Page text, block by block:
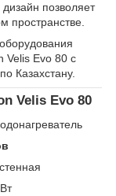
позволяет
пространстве.
Velis Evo 80 с
Казахстану.
Velis Evo 80